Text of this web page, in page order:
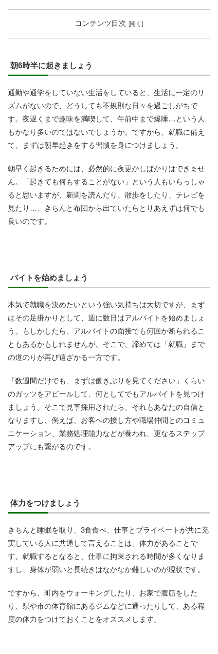
コンテンツ目次
朝6時半に起きましょう
通勤や通学をしていない生活をしていると、生活に一定のリ
ズムがないので、どうしても不規則な日々を過ごしがちで
す。夜遅くまで趣味を満喫して、午前中まで爆睡…という人
もかなり多いのではないでしょうか。ですから、就職に備え
て、まずは朝早起きをする習慣を身につけましょう。
朝早く起きるためには、必然的に夜更かしばかりはできませ
ん。「起きても何もすることがない」という人もいらっしゃ
ると思いますが、新聞を読んだり、散歩をしたり、テレビを
見たり…、きちんと布団から出ていたらとりあえずは何でも
良いのです。
バイトを始めましょう
本気で就職を決めたいという強い気持ちは大切ですが、まず
はその足掛かりとして、週に数日はアルバイトを始めましょ
う。もしかしたら、アルバイトの面接でも何回か断られるこ
ともあるかもしれませんが、そこで、諦めては「就職」まで
の道のりが再び遠ざかる一方です。
「数週間だけでも、まずは働きぶりを見てください」くらい
のガッツをアピールして、何としてでもアルバイトを見つけ
ましょう。そこで見事採用されたら、それもあなたの自信と
なりますし、例えば、お客への接し方や職場仲間とのコミュ
ニケーション、業務処理能力などが養われ、更なるステップ
アップにも繋がるのです。
体力をつけましょう
きちんと睡眠を取り、3食食べ、仕事とプライベートが共に充
実している人に共通して言えることは、体力があることで
す。就職するとなると、仕事に拘束される時間が多くなりま
すし、身体が弱いと長続きはなかなか難しいのが現状です。
ですから、町内をウォーキングしたり、お家で腹筋をした
り、県や市の体育館にあるジムなどに通ったりして、ある程
度の体力をつけておくことをオススメします。